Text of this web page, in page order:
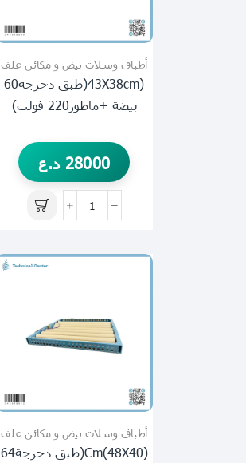
أطباق وسلات بيض و مكائن علف
(43X38cm(طبق دحرجة60
بيضة +ماطور220 فولت)
28000 د.ع
أطباق وسلات بيض و مكائن علف
(48X40)cm(طبق دحرجة64